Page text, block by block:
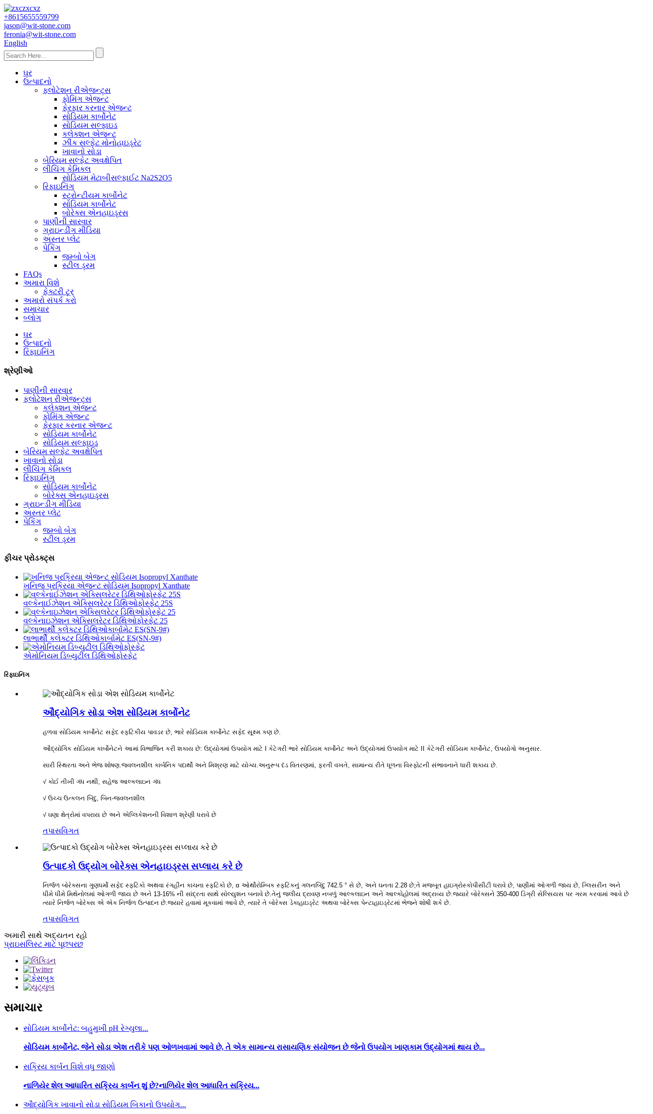
+8615655559799
jason@wit-stone.com
feronia@wit-stone.com
English
ઘર
ઉત્પાદનો
ફ્લોટેશન રીએજન્ટ્સ
ફોમિંગ એજન્ટ
ફેરફાર કરનાર એજન્ટ
સોડિયમ કાર્બોનેટ
સોડિયમ સલ્ફાઇડ
કલેક્શન એજન્ટ
ઝીંક સલ્ફેટ મોનોહાઇડ્રેટ
ખાવાનો સોડા
બેરિયમ સલ્ફેટ અવક્ષેપિત
લીચિંગ કેમિકલ
સોડિયમ મેટાબીસલ્ફાઈટ Na2S2O5
રિફાઇનિંગ
સ્ટ્રોન્ટીયમ કાર્બોનેટ
સોડિયમ કાર્બોનેટ
બોરેક્સ એનહાઇડ્રસ
પાણીની સારવાર
ગ્રાઇન્ડીંગ મીડિયા
અસ્તર પ્લેટ
પેકિંગ
જમ્બો બેગ
સ્ટીલ ડ્રમ
FAQs
અમારા વિશે
ફેક્ટરી ટૂર
અમારો સંપર્ક કરો
સમાચાર
બ્લોગ
ઘર
ઉત્પાદનો
રિફાઇનિંગ
શ્રેણીઓ
પાણીની સારવાર
ફ્લોટેશન રીએજન્ટ્સ
કલેક્શન એજન્ટ
ફોમિંગ એજન્ટ
ફેરફાર કરનાર એજન્ટ
સોડિયમ કાર્બોનેટ
સોડિયમ સલ્ફાઇડ
બેરિયમ સલ્ફેટ અવક્ષેપિત
ખાવાનો સોડા
લીચિંગ કેમિકલ
રિફાઇનિંગ
સોડિયમ કાર્બોનેટ
બોરેક્સ એનહાઇડ્રસ
ગ્રાઇન્ડીંગ મીડિયા
અસ્તર પ્લેટ
પેકિંગ
જમ્બો બેગ
સ્ટીલ ડ્રમ
ફીચર પ્રોડક્ટ્સ
ખનિજ પ્રક્રિયા એજન્ટ સોડિયમ Isopropyl Xanthate
વલ્કેનાઈઝેશન એક્સિલરેટર ડિથિઓફોસ્ફેટ 25S
વલ્કેનાઇઝેશન એક્સિલરેટર ડિથિઓફોસ્ફેટ 25
લાભાર્થી કલેક્ટર ડિથિઓકાર્બામેટ ES(SN-9#)
એમોનિયમ ડિબ્યુટીલ ડિથિઓફોસ્ફેટ
રિફાઇનિંગ
ઔદ્યોગિક સોડા એશ સોડિયમ કાર્બોનેટ
હળવા સોડિયમ કાર્બોનેટ સફેદ સ્ફટિકીય પાવડર છે, ભારે સોડિયમ કાર્બોનેટ સફેદ સૂક્ષ્મ કણ છે.
ઔદ્યોગિક સોડિયમ કાર્બોનેટને આમાં વિભાજિત કરી શકાય છે: ઉદ્યોગમાં ઉપયોગ માટે I કેટેગરી ભારે સોડિયમ કાર્બોનેટ અને ઉદ્યોગમાં ઉપયોગ માટે II કેટેગરી સોડિયમ કાર્બોનેટ, ઉપયોગો અનુસાર.
સારી સ્થિરતા અને ભેજ શોષણ.જ્વલનશીલ કાર્બનિક પદાર્થો અને મિશ્રણ માટે યોગ્ય.અનુરૂપ દંડ વિતરણમાં, ફરતી વખતે, સામાન્ય રીતે ધૂળના વિસ્ફોટની સંભાવનાને ધારી શકાય છે.
√ કોઈ તીખી ગંધ નથી, સહેજ આલ્કલાઇન ગંધ
√ ઉચ્ચ ઉત્કલન બિંદુ, બિન-જ્વલનશીલ
√ ઘણા ક્ષેત્રોમાં વપરાય છે અને એપ્લિકેશનની વિશાળ શ્રેણી ધરાવે છે
તપાસવિગત
ઉત્પાદકો ઉદ્યોગ બોરેક્સ એનહાઇડ્રસ સપ્લાય કરે છે
નિર્જળ બોરેક્સના ગુણધર્મો સફેદ સ્ફટિકો અથવા રંગહીન કાચના સ્ફટિકો છે, α ઓર્થોરોમ્બિક સ્ફટિકનું ગલનબિંદુ 742.5 ° સે છે, અને ઘનતા 2.28 છે;તે મજબૂત હાઇગ્રોસ્કોપીસીટી ધરાવે છે, પાણીમાં ઓગળી જાય છે, ગ્લિસરીન અને
ધીમે ધીમે મિથેનોલમાં ઓગળી જાય છે અને 13-16% ની સાંદ્રતા સાથે સોલ્યુશન બનાવે છે.તેનું જલીય દ્રાવણ નબળું આલ્કલાઇન અને આલ્કોહોલમાં અદ્રાવ્ય છે.જ્યારે બોરેક્સને 350-400 ડિગ્રી સેલ્સિયસ પર ગરમ કરવામાં આવે છે
ત્યારે નિર્જળ બોરેક્સ એ એક નિર્જળ ઉત્પાદન છે.જ્યારે હવામાં મૂકવામાં આવે છે, ત્યારે તે બોરેક્સ ડેકાહાઇડ્રેટ અથવા બોરેક્સ પેન્ટાહાઇડ્રેટમાં ભેજને શોષી શકે છે.
તપાસવિગત
અમારી સાથે અદ્યતન રહો
પ્રાઇસલિસ્ટ માટે પૂછપરછ
સમાચાર
સોડિયમ કાર્બોનેટ: બહુમુખી pH રેગ્યુલા...
સોડિયમ કાર્બોનેટ, જેને સોડા એશ તરીકે પણ ઓળખવામાં આવે છે, તે એક સામાન્ય રાસાયણિક સંયોજન છે જેનો ઉપયોગ ખાણકામ ઉદ્યોગમાં થાય છે...
સક્રિય કાર્બન વિશે વધુ જાણો
નાળિયેર શેલ આધારિત સક્રિય કાર્બન શું છે?નાળિયેર શેલ આધારિત સક્રિય...
ઔદ્યોગિક ખાવાનો સોડા સોડિયમ બિકાનો ઉપયોગ...